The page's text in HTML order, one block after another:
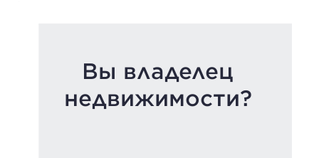
Вы владелец
недвижимости?